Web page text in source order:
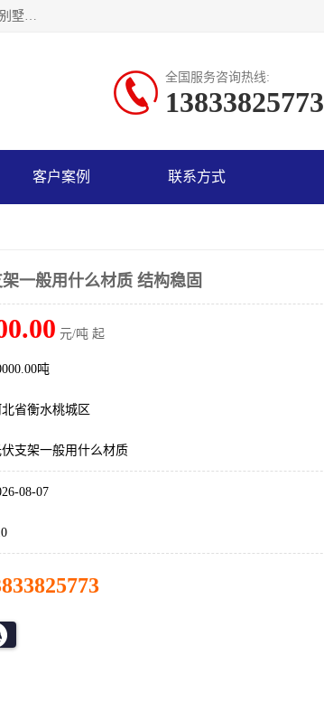
神龙拜耳科技衡水股份有限公司河北一家生产光伏支架，轻钢别墅，阳光板、耐力板的公司，主要产品有：光伏支架、轻钢别墅、阳光板、耐力板、采光板等，公司参与制定了多项标准。
全国服务咨询热线:
13833825773
客户案例 联系方式
一般用什么材质 结构稳固
元/吨 起
吨
省衡水桃城区
支架一般用什么材质
08-07